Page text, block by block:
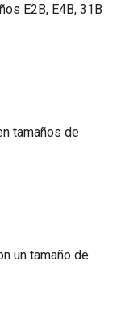
E2B, E4B, 31B
tamaños de
un tamaño de